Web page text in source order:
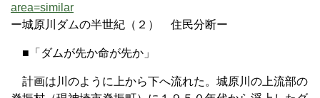
area=similar
ー城原川ダムの半世紀（２） 住民分断ー
■「ダムが先か命が先か」
計画は川のように上から下へ流れた。城原川の上流部の